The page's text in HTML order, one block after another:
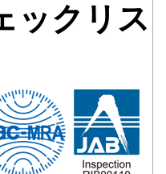
ックリス